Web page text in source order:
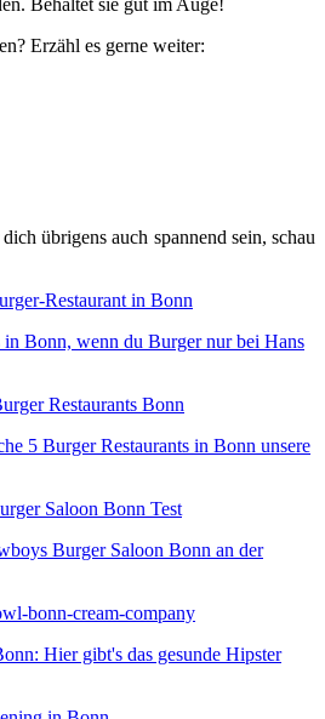
Erzähl es gerne weiter:
übrigens auch spannend sein, schau
in Bonn, wenn du Burger nur bei Hans
5 Burger Restaurants in Bonn unsere
Burger Saloon Bonn an der
Hier gibt's das gesunde Hipster